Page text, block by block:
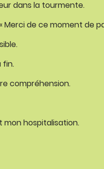
dans la tourmente.
Merci de ce moment de
fin.
compréhension.
mon hospitalisation.